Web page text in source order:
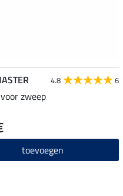
4.8 6
zweep
toevoegen